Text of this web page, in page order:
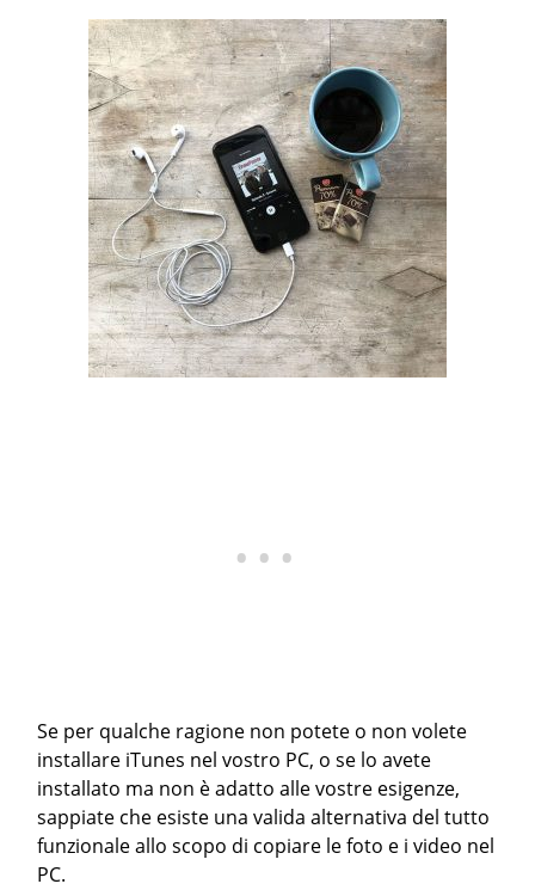
Se per qualche ragione non potete o non volete
installare iTunes nel vostro PC, o se lo avete
installato ma non è adatto alle vostre esigenze,
sappiate che esiste una valida alternativa del tutto
funzionale allo scopo di copiare le foto e i video nel
PC.